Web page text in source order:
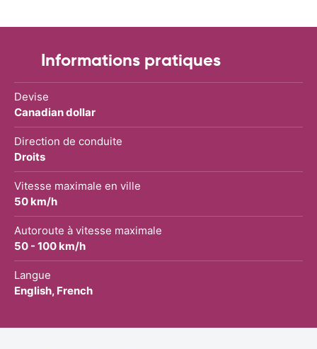
Informations pratiques
Devise
Canadian dollar
Direction de conduite
Droits
Vitesse maximale en ville
50 km/h
Autoroute à vitesse maximale
50 - 100 km/h
Langue
English, French